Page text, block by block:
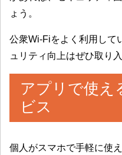
ょう。
公衆Wi-Fiをよく利用して
ュリティ向上はぜひ取り
アプリで使え
ビス
個人がスマホで手軽に使